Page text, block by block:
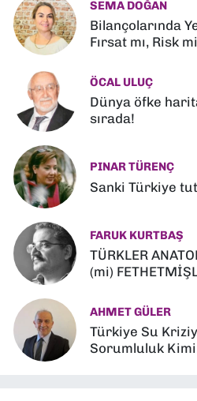
SEMA DOĞAN
Bilançolarında
Fırsat mı, Risk
ÖCAL ULUÇ
Dünya öfke
sırada!
PINAR TÜRENÇ
Sanki Türkiye
FARUK KURTBAŞ
TÜRKLER
(mi)
AHMET GÜLER
Türkiye Su
Sorumluluk